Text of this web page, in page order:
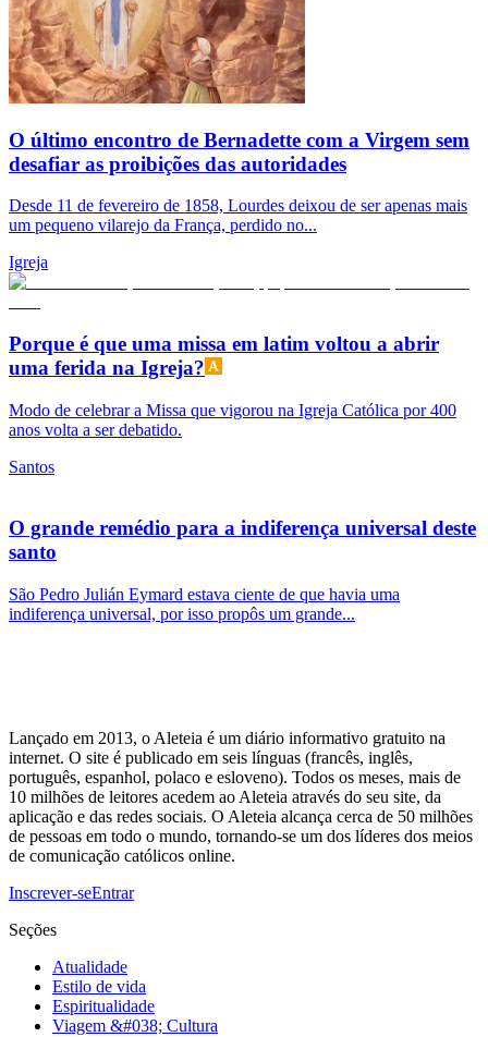
O último encontro de Bernadette com a Virgem sem
desafiar as proibições das autoridades
Desde 11 de fevereiro de 1858, Lourdes deixou de ser apenas mais
um pequeno vilarejo da França, perdido no...
Igreja
Porque é que uma missa em latim voltou a abrir
uma ferida na Igreja?
Modo de celebrar a Missa que vigorou na Igreja Católica por 400
anos volta a ser debatido.
Santos
O grande remédio para a indiferença universal deste
santo
São Pedro Julián Eymard estava ciente de que havia uma
indiferença universal, por isso propôs um grande...
Lançado em 2013, o Aleteia é um diário informativo gratuito na
internet. O site é publicado em seis línguas (francês, inglês,
português, espanhol, polaco e esloveno). Todos os meses, mais de
10 milhões de leitores acedem ao Aleteia através do seu site, da
aplicação e das redes sociais. O Aleteia alcança cerca de 50 milhões
de pessoas em todo o mundo, tornando-se um dos líderes dos meios
de comunicação católicos online.
Inscrever-seEntrar
Seções
Atualidade
Estilo de vida
Espiritualidade
Viagem &#038; Cultura